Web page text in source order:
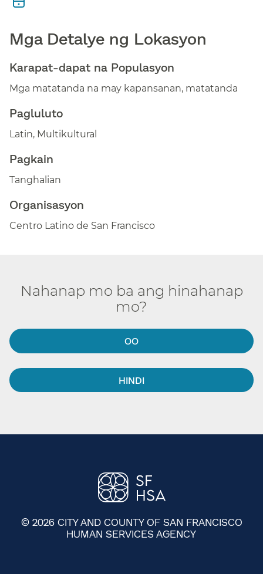
Mga Detalye ng Lokasyon​​
Karapat-dapat na Populasyon​​
Mga matatanda na may kapansanan, matatanda​​
Pagluluto​​
Latin, Multikultural​​
Pagkain​​
Tanghalian​​
Organisasyon​​
Centro Latino de San Francisco​​
Nahanap mo ba ang hinahanap
mo?​​
OO​​
HINDI​​
© 2026 CITY AND COUNTY OF SAN FRANCISCO
HUMAN SERVICES AGENCY